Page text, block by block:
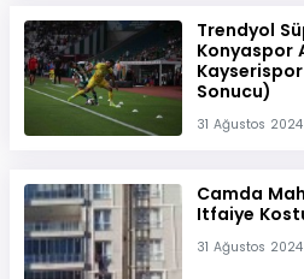
Trendyol
Konyaspor
Sonucu)
31 Ağustos
Camda
Itfaiye
31 Ağustos